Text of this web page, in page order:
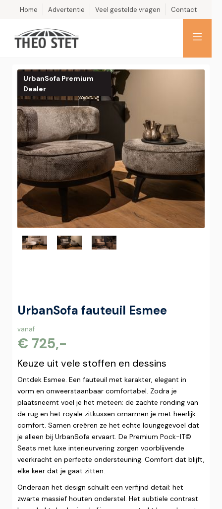
Home Advertentie Veel gestelde vragen Contact
UrbanSofa Premium
Dealer
UrbanSofa fauteuil Esmee
vanaf
€ 725,-
Keuze uit vele stoffen en dessins
Ontdek Esmee. Een fauteuil met karakter, elegant in
vorm en onweerstaanbaar comfortabel. Zodra je
plaatsneemt voel je het meteen: de zachte ronding van
de rug en het royale zitkussen omarmen je met heerlijk
comfort. Samen creëren ze het echte loungegevoel dat
je alleen bij UrbanSofa ervaart. De Premium Pock-IT©
Seats met luxe interieurvering zorgen voorblijvende
veerkracht en perfecte ondersteuning. Comfort dat blijft,
elke keer dat je gaat zitten.
Onderaan het design schuilt een verfijnd detail: het
zwarte massief houten onderstel. Het subtiele contrast